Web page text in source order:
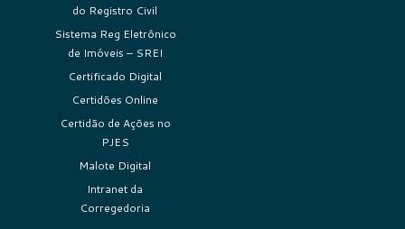
do Registro Civil
Sistema Reg Eletrônico
de Imóveis – SREI
Certificado Digital
Certidões Online
Certidão de Ações no
PJES
Malote Digital
Intranet da
Corregedoria